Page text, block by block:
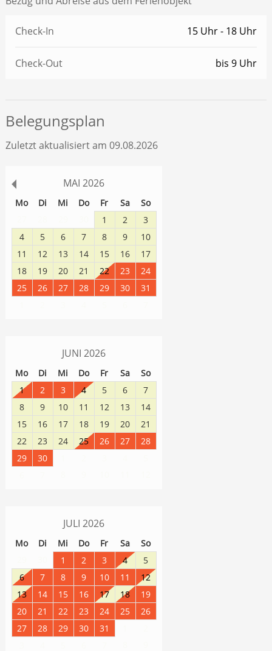
Check-In 15 Uhr - 18 Uhr
Check-Out bis 9 Uhr
Belegungsplan
Zuletzt aktualisiert am 09.08.2026
MAI 2026
Mo Di Mi Do Fr Sa
So
1 2
3
4
5 6 7 8 9
10
11
12 13 14 15 16
17
18
19 20 21 22 23
24
25
26 27 28 29 30
31
JUNI 2026
Mo Di Mi Do Fr Sa
So
1
2 3 4 5 6
7
8
9 10 11 12 13
14
15
16 17 18 19 20
21
22
23 24 25 26 27
28
29
30
JULI 2026
Mo Di Mi Do Fr Sa
So
1 2 3 4
5
6
7 8 9 10 11
12
13
14 15 16 17 18
19
20
21 22 23 24 25
26
27
28 29 30 31